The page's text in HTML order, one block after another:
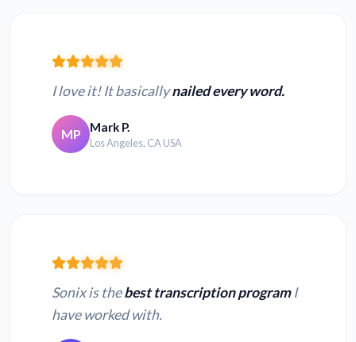
I love it! It basicallynailed every word.
MP Mark P.
Los Angeles, CA USA
Sonix is thebest transcription programI
have worked with.